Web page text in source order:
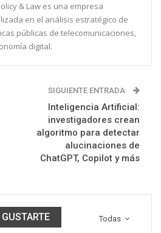
& Law es una empresa
en el análisis estratégico de
públicas de telecomunicaciones,
digital.
SIGUIENTE ENTRADA
Inteligencia Artificial:
investigadores crean
algoritmo para detectar
alucinaciones de
ChatGPT, Copilot y más
Todas